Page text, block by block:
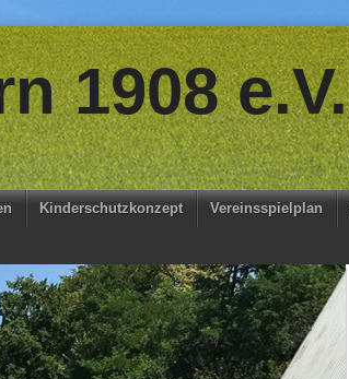
1908 e.V.
Kinderschutzkonzept Vereinsspielplan